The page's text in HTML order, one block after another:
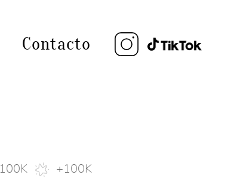
Contacto
+100K